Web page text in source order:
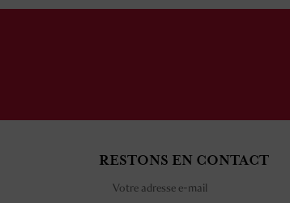
RESTONS EN CONTACT